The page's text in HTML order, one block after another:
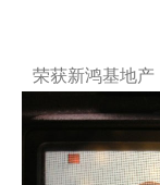
荣获新鸿基地产